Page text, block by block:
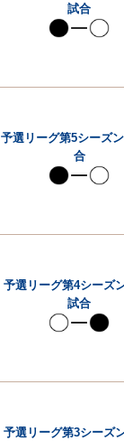
試合
予選リーグ第5シーズ
合
予選リーグ第4シーズ
試合
予選リーグ第3シーズ